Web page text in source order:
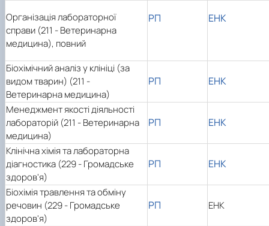
Організація лабораторної
справи (211 - Ветеринарна
медицина), повний
РП ЕНК
Біохімічний аналіз у клініці (за
видом тварин) (211 -
Ветеринарна медицина)
РП ЕНК
Менеджмент якості діяльності
лабораторій (211 - Ветеринарна
медицина)
РП ЕНК
Клінічна хімія та лабораторна
діагностика (229 - Громадське
здоров'я)
РП ЕНК
Біохімія травлення та обміну
речовин (229 - Громадське
здоров'я)
РП ЕНК